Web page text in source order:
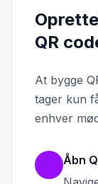
QR
At bygge
tager kun
enhver
Åbn